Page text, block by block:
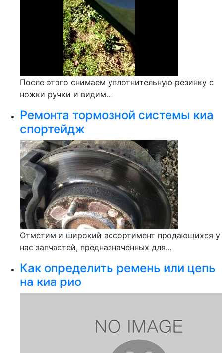
После этого снимаем уплотнительную резинку с
ножки ручки и видим...
Ремонта тормозной системы киа
спортейдж
Отметим и широкий ассортимент продающихся у
нас запчастей, предназначенных для...
Как определить ремень или цепь
на киа рио